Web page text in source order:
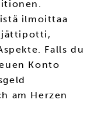
ilmoittaa
jättipotti,
Falls du
Konto
am Herzen